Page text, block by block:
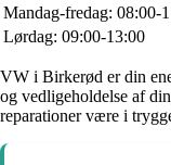
Mandag-fredag: 08:00-
Lørdag: 09:00-13:00
VW i Birkerød er din
og vedligeholdelse af
reparationer være i